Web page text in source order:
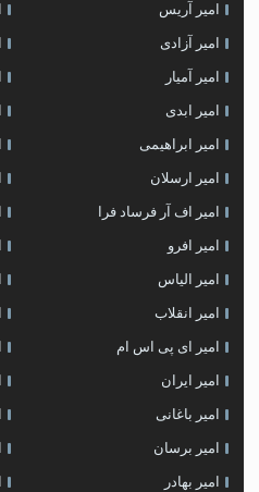
امیر آریس
امیر آزادی
امیر آمیار
امیر ابدی
امیر ابراهیمی
امیر ارسلان
امیر اف آر فرساد فرا
امیر افرو
امیر الیاس
امیر انقلاب
امیر ای پی اس ام
امیر ایران
امیر باغانی
امیر برسان
امیر بهادر